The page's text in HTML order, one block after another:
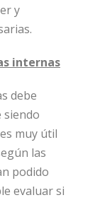
y
internas
debe
siendo
muy útil
las
podido
evaluar si